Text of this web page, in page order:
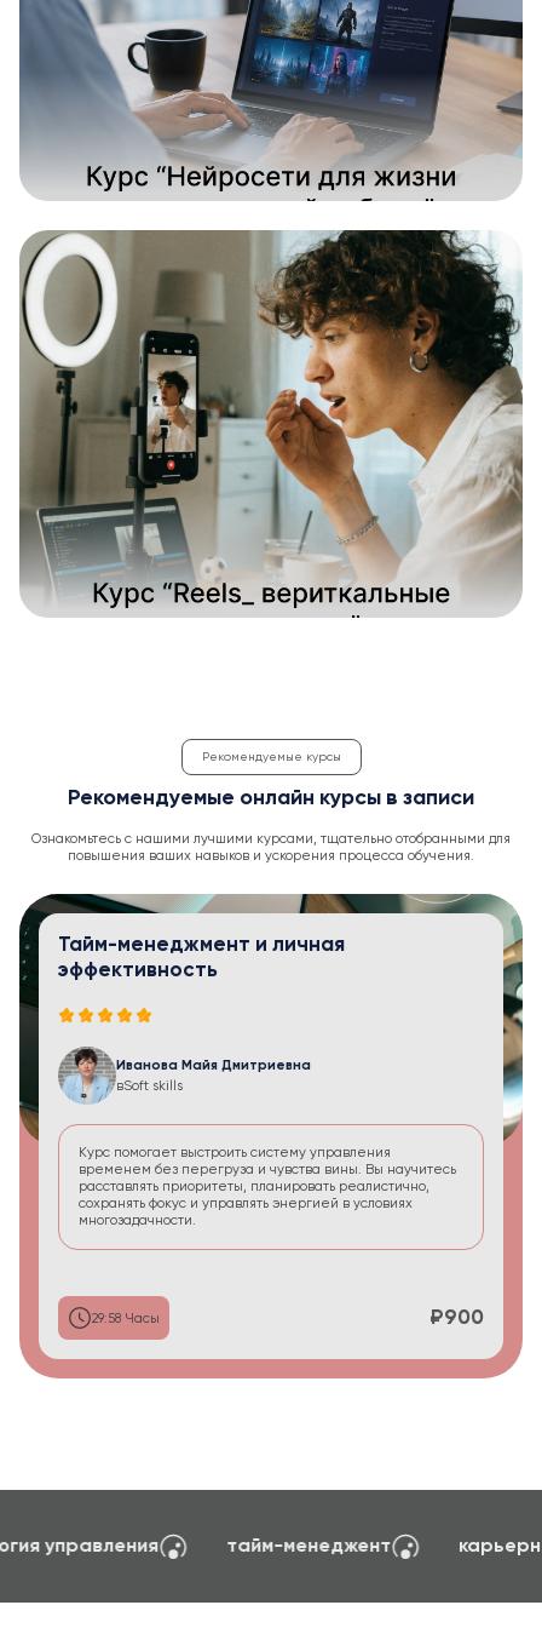
Рекомендуемые курсы
Рекомендуемые онлайн курсы в записи
Ознакомьтесь с нашими лучшими курсами, тщательно отобранными для
повышения ваших навыков и ускорения процесса обучения.
Тайм-менеджмент и личная
эффективность
Иванова Майя Дмитриевна
вSoft skills
Курс помогает выстроить систему управления
временем без перегруза и чувства вины. Вы научитесь
расставлять приоритеты, планировать реалистично,
сохранять фокус и управлять энергией в условиях
многозадачности.
29:58 Часы ₽900
создание сайтов на TILDA психология